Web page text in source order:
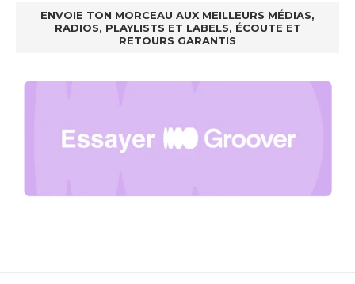
ENVOIE TON MORCEAU AUX MEILLEURS MÉDIAS,
RADIOS, PLAYLISTS ET LABELS, ÉCOUTE ET
RETOURS GARANTIS